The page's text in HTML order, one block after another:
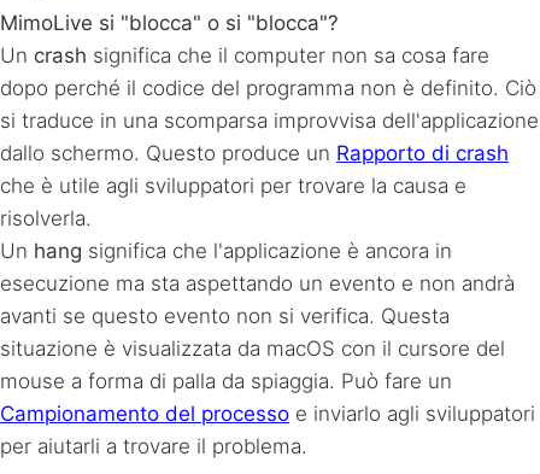
MimoLive si "blocca" o si "blocca"?
Un crash significa che il computer non sa cosa fare
dopo perché il codice del programma non è definito. Ciò
si traduce in una scomparsa improvvisa dell'applicazione
dallo schermo. Questo produce un Rapporto di crash
che è utile agli sviluppatori per trovare la causa e
risolverla.
Un hang significa che l'applicazione è ancora in
esecuzione ma sta aspettando un evento e non andrà
avanti se questo evento non si verifica. Questa
situazione è visualizzata da macOS con il cursore del
mouse a forma di palla da spiaggia. Può fare un
Campionamento del processo e inviarlo agli sviluppatori
per aiutarli a trovare il problema.